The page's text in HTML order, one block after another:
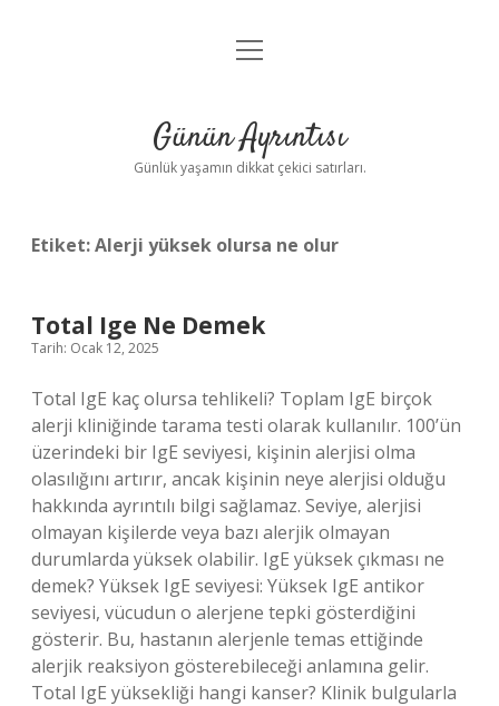
Anasayfa
Yasal Uyarı
menüyü
Günün Ayrıntısı
Günlük yaşamın dikkat çekici satırları.
Etiket:Alerji yüksek olursa ne olur
Total Ige Ne Demek
Tarih: Ocak 12, 2025
Total IgE kaç olursa tehlikeli? Toplam IgE birçok
alerji kliniğinde tarama testi olarak kullanılır. 100’ün
üzerindeki bir IgE seviyesi, kişinin alerjisi olma
olasılığını artırır, ancak kişinin neye alerjisi olduğu
hakkında ayrıntılı bilgi sağlamaz. Seviye, alerjisi
olmayan kişilerde veya bazı alerjik olmayan
durumlarda yüksek olabilir. IgE yüksek çıkması ne
demek? Yüksek IgE seviyesi: Yüksek IgE antikor
seviyesi, vücudun o alerjene tepki gösterdiğini
gösterir. Bu, hastanın alerjenle temas ettiğinde
alerjik reaksiyon gösterebileceği anlamına gelir.
Total IgE yüksekliği hangi kanser? Klinik bulgularla